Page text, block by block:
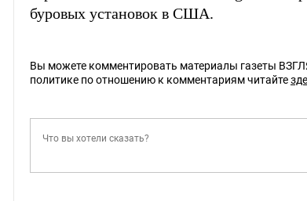
буровых установок в США.
Вы можете комментировать материалы газеты
политике по отношению к комментариям читайте